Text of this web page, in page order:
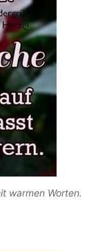
warmen Worten.